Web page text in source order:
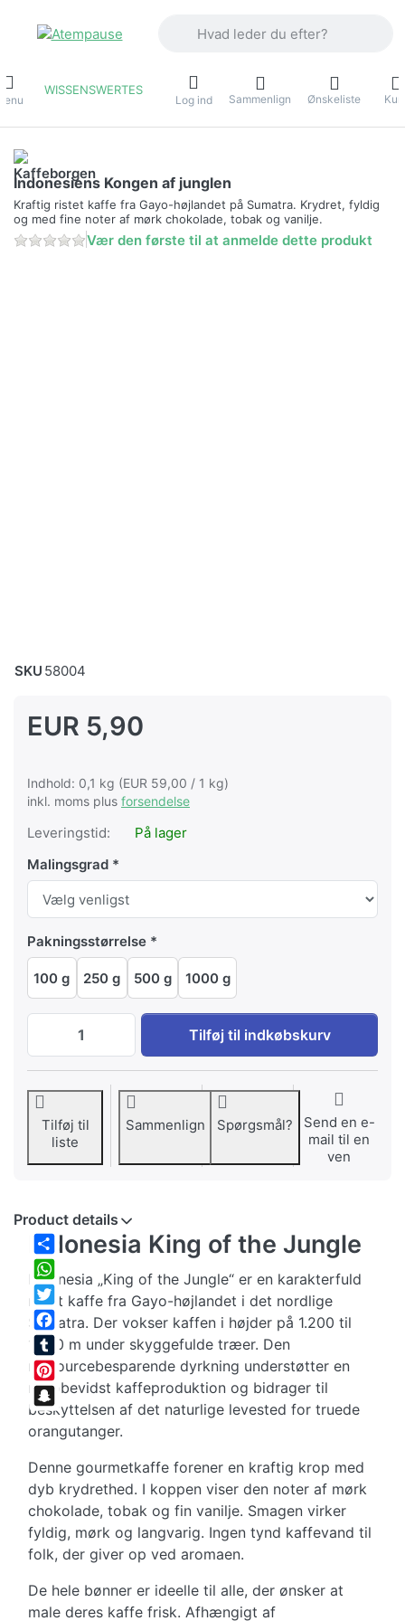
WISSENSWERTES
Log ind Sammenlign Ønskeliste
Indonesiens Kongen af junglen
Kraftig ristet kaffe fra Gayo-højlandet på Sumatra. Krydret, fyldig
og med fine noter af mørk chokolade, tobak og vanilje.
Vær den første til at anmelde dette produkt
SKU 58004
EUR 5,90
Indhold: 0,1 kg (EUR 59,00 / 1 kg)
inkl. moms plus forsendelse
Leveringstid:
På lager
Malingsgrad
Pakningsstørrelse
100 g 250 g 500 g 1000 g
Indonesiens Kongen af junglen til EUR
Tilføj til indkøbskurv
Tilføj til
liste
Sammenlign Spørgsmål?
Send en e-
mail til en
ven
Share
WhatsApp
Twitter
Facebook
Tumblr
Pinterest
Snapchat
Product details
Indonesia King of the Jungle
Indonesia „King of the Jungle“ er en karakterfuld
ristet kaffe fra Gayo-højlandet i det nordlige
Sumatra. Der vokser kaffen i højder på 1.200 til
1.600 m under skyggefulde træer. Den
ressourcebesparende dyrkning understøtter en
miljøbevidst kaffeproduktion og bidrager til
beskyttelsen af det naturlige levested for truede
orangutanger.
Denne gourmetkaffe forener en kraftig krop med
dyb krydrethed. I koppen viser den noter af mørk
chokolade, tobak og fin vanilje. Smagen virker
fyldig, mørk og langvarig. Ingen tynd kaffevand til
folk, der giver op ved aromaen.
De hele bønner er ideelle til alle, der ønsker at
male deres kaffe frisk. Afhængigt af